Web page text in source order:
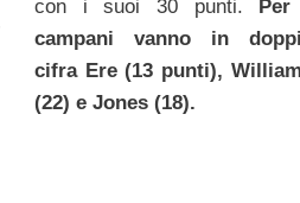
con i suoi 30 punti.
campani vanno in
cifra Ere (13 punti),
(22) e Jones (18).